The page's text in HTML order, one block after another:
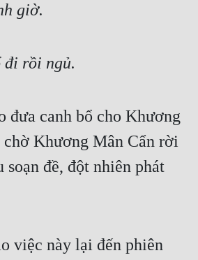
giờ.
đi rồi ngủ.
đưa canh bổ cho Khương
chờ Khương Mân Cẩn rời
soạn đề, đột nhiên phát
việc này lại đến phiên